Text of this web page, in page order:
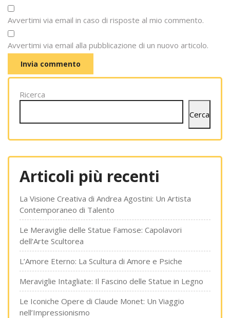
Avvertimi via email in caso di risposte al mio commento.
Avvertimi via email alla pubblicazione di un nuovo articolo.
Ricerca
Cerca
Articoli più recenti
La Visione Creativa di Andrea Agostini: Un Artista
Contemporaneo di Talento
Le Meraviglie delle Statue Famose: Capolavori
dell’Arte Scultorea
L’Amore Eterno: La Scultura di Amore e Psiche
Meraviglie Intagliate: Il Fascino delle Statue in Legno
Le Iconiche Opere di Claude Monet: Un Viaggio
nell’Impressionismo